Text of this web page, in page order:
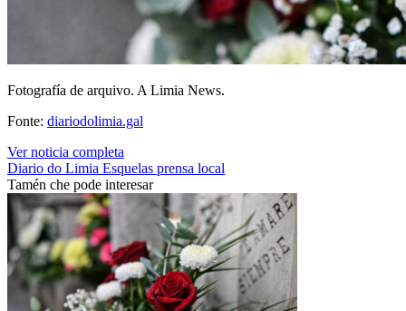
Fotografía de arquivo. A Limia News.
Fonte: diariodolimia.gal
Ver noticia completa
Diario do Limia Esquelas prensa local
Tamén che pode interesar